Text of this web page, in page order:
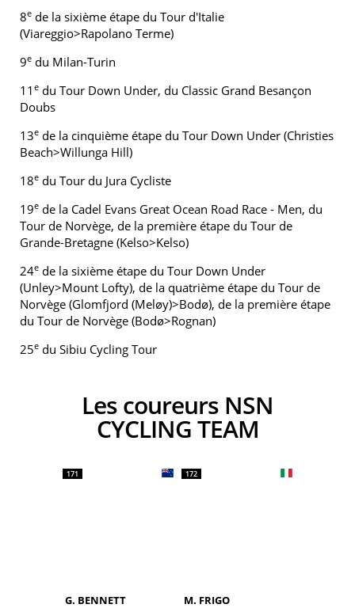
8e de la sixième étape du Tour d'Italie
(Viareggio>Rapolano Terme)
9e du Milan-Turin
11 e du Tour Down Under, du Classic Grand Besançon
Doubs
13e de la cinquième étape du Tour Down Under (Christies
Beach>Willunga Hill)
18e du Tour du Jura Cycliste
19e de la Cadel Evans Great Ocean Road Race - Men, du
Tour de Norvège, de la première étape du Tour de
Grande-Bretagne (Kelso>Kelso)
24e de la sixième étape du Tour Down Under
(Unley>Mount Lofty), de la quatrième étape du Tour de
Norvège (Glomfjord (Meløy)>Bodø), de la première étape
du Tour de Norvège (Bodø>Rognan)
25e du Sibiu Cycling Tour
Les coureurs NSN
CYCLING TEAM
171
G. BENNETT
172
M. FRIGO